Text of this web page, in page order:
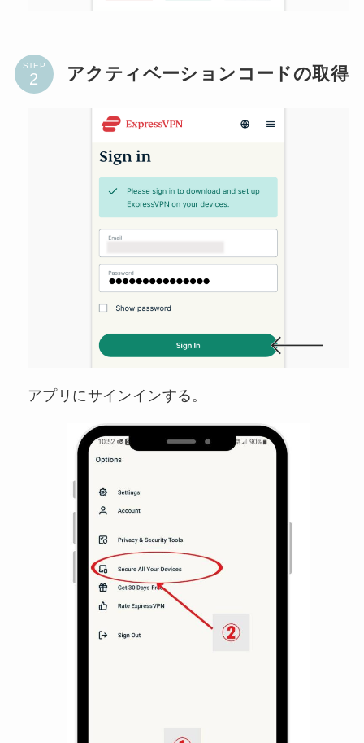
STEP アクティベーションコードの取得
アプリにサインインする。